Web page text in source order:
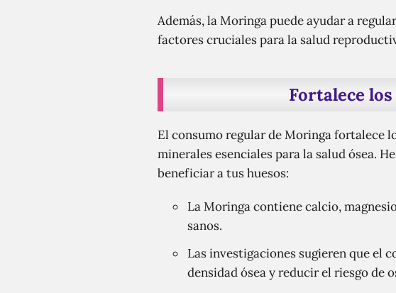
Además, la Moringa puede ayudar a
factores cruciales para la salud
Fortalece
El consumo regular de Moringa fortalece
minerales esenciales para la salud ósea.
beneficiar a tus huesos:
La Moringa contiene calcio,
sanos.
Las investigaciones sugieren que el
densidad ósea y reducir el riesgo de